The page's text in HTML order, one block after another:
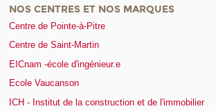
NOS CENTRES ET NOS MARQUES
Centre de Pointe-à-Pitre
Centre de Saint-Martin
EICnam -école d'ingénieur.e
Ecole Vaucanson
ICH - Institut de la construction et de l'immobilier